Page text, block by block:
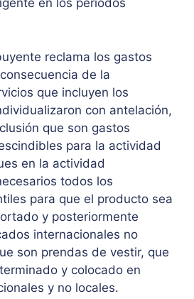
en los períodos
reclama los gastos
de la
que incluyen los
con antelación,
que son gastos
para la actividad
en la actividad
todos los
para que el producto sea
y posteriormente
internacionales no
son prendas de vestir, que
y colocado en
y no locales.